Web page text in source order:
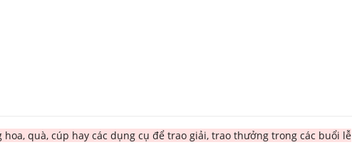
quà, cúp hay các dụng cụ để trao giải, trao thưởng trong các buổi lễ